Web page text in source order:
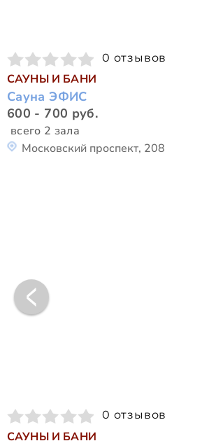
0 отзывов
САУНЫ И БАНИ
Сауна ЭФИС
600 - 700 руб.
всего 2 зала
Московский проспект, 208
0 отзывов
САУНЫ И БАНИ